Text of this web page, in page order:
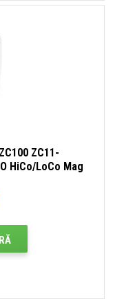
ZC11-
HiCo/LoCo Mag